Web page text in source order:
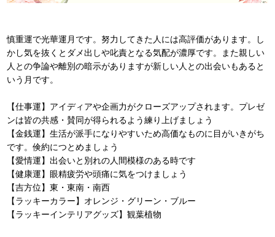
慎重運で光華運月です。努力してきた人には高評価があります。し
かし気を抜くとダメ出しや叱責となる気配が濃厚です。また親しい
人との争論や離別の暗示がありますが新しい人との出会いもあると
いう月です。
【仕事運】アイディアや企画力がクローズアップされます。プレゼ
ンは皆の共感・賛同が得られるよう練り上げましょう
【金銭運】生活が派手になりやすいため高価なものに目がいきがち
です。倹約につとめましょう
【愛情運】出会いと別れの人間模様のある時です
【健康運】眼精疲労や頭痛に気をつけましょう
【吉方位】東・東南・南西
【ラッキーカラー】オレンジ・グリーン・ブルー
【ラッキーインテリアグッズ】観葉植物